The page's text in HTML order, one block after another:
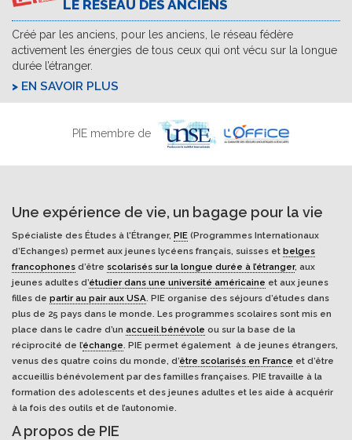
LE RÉSEAU DES ANCIENS
Créé par les anciens, pour les anciens, le réseau fédère
activement les énergies de tous ceux qui ont vécu sur la longue
durée l’étranger.
EN SAVOIR PLUS
PIE membre de
Une expérience de vie, un bagage pour la vie
Spécialiste des Études à l'Étranger, PIE (Programmes Internationaux
d’Echanges) permet aux jeunes lycéens français, suisses et belges
francophones d’être scolarisés sur la longue durée à l’étranger, aux
jeunes adultes d’étudier dans une université américaine et aux jeunes
filles de partir au pair aux USA. PIE organise des séjours d’études dans
plus de 25 pays dans le monde. Les programmes scolaires sont mis en
place dans le cadre d’un accueil bénévole ou sur la base de la
réciprocité de l’échange. PIE permet également à de jeunes étrangers,
venus des quatre coins du monde, d’être scolarisés en France et d’être
accueillis bénévolement par des familles françaises. PIE travaille à la
formation des adolescents et des jeunes adultes et les aide à acquérir
à la fois des outils et de l’autonomie.
A propos de PIE